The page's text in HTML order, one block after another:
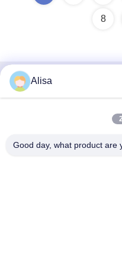
8
Contact rapide
bâtiment de Veinna,
Alisa
Good day, what product are